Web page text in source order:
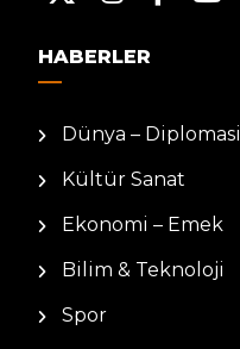
HABERLER
Dünya – Diplomasi
Kültür Sanat
Ekonomi – Emek
Bilim & Teknoloji
Spor